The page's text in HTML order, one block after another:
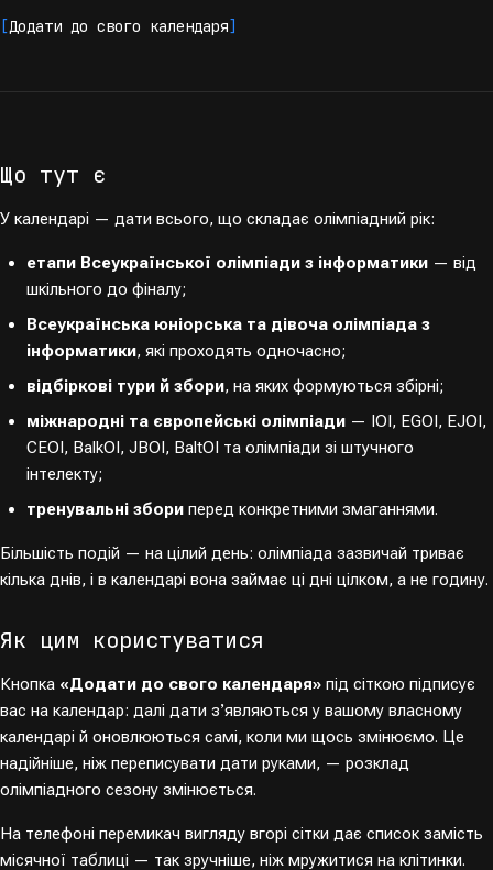
[Додати до свого календаря]
Що тут є
У календарі — дати всього, що складає олімпіадний рік:
етапи Всеукраїнської олімпіади з інформатики — від
шкільного до фіналу;
Всеукраїнська юніорська та дівоча олімпіада з
інформатики, які проходять одночасно;
відбіркові тури й збори, на яких формуються збірні;
міжнародні та європейські олімпіади — IOI, EGOI, EJOI,
CEOI, BalkOI, JBOI, BaltOI та олімпіади зі штучного
інтелекту;
тренувальні збори перед конкретними змаганнями.
Більшість подій — на цілий день: олімпіада зазвичай триває
кілька днів, і в календарі вона займає ці дні цілком, а не годину.
Як цим користуватися
Кнопка «Додати до свого календаря» під сіткою підписує
вас на календар: далі дати зʼявляються у вашому власному
календарі й оновлюються самі, коли ми щось змінюємо. Це
надійніше, ніж переписувати дати руками, — розклад
олімпіадного сезону змінюється.
На телефоні перемикач вигляду вгорі сітки дає список замість
місячної таблиці — так зручніше, ніж мружитися на клітинки.